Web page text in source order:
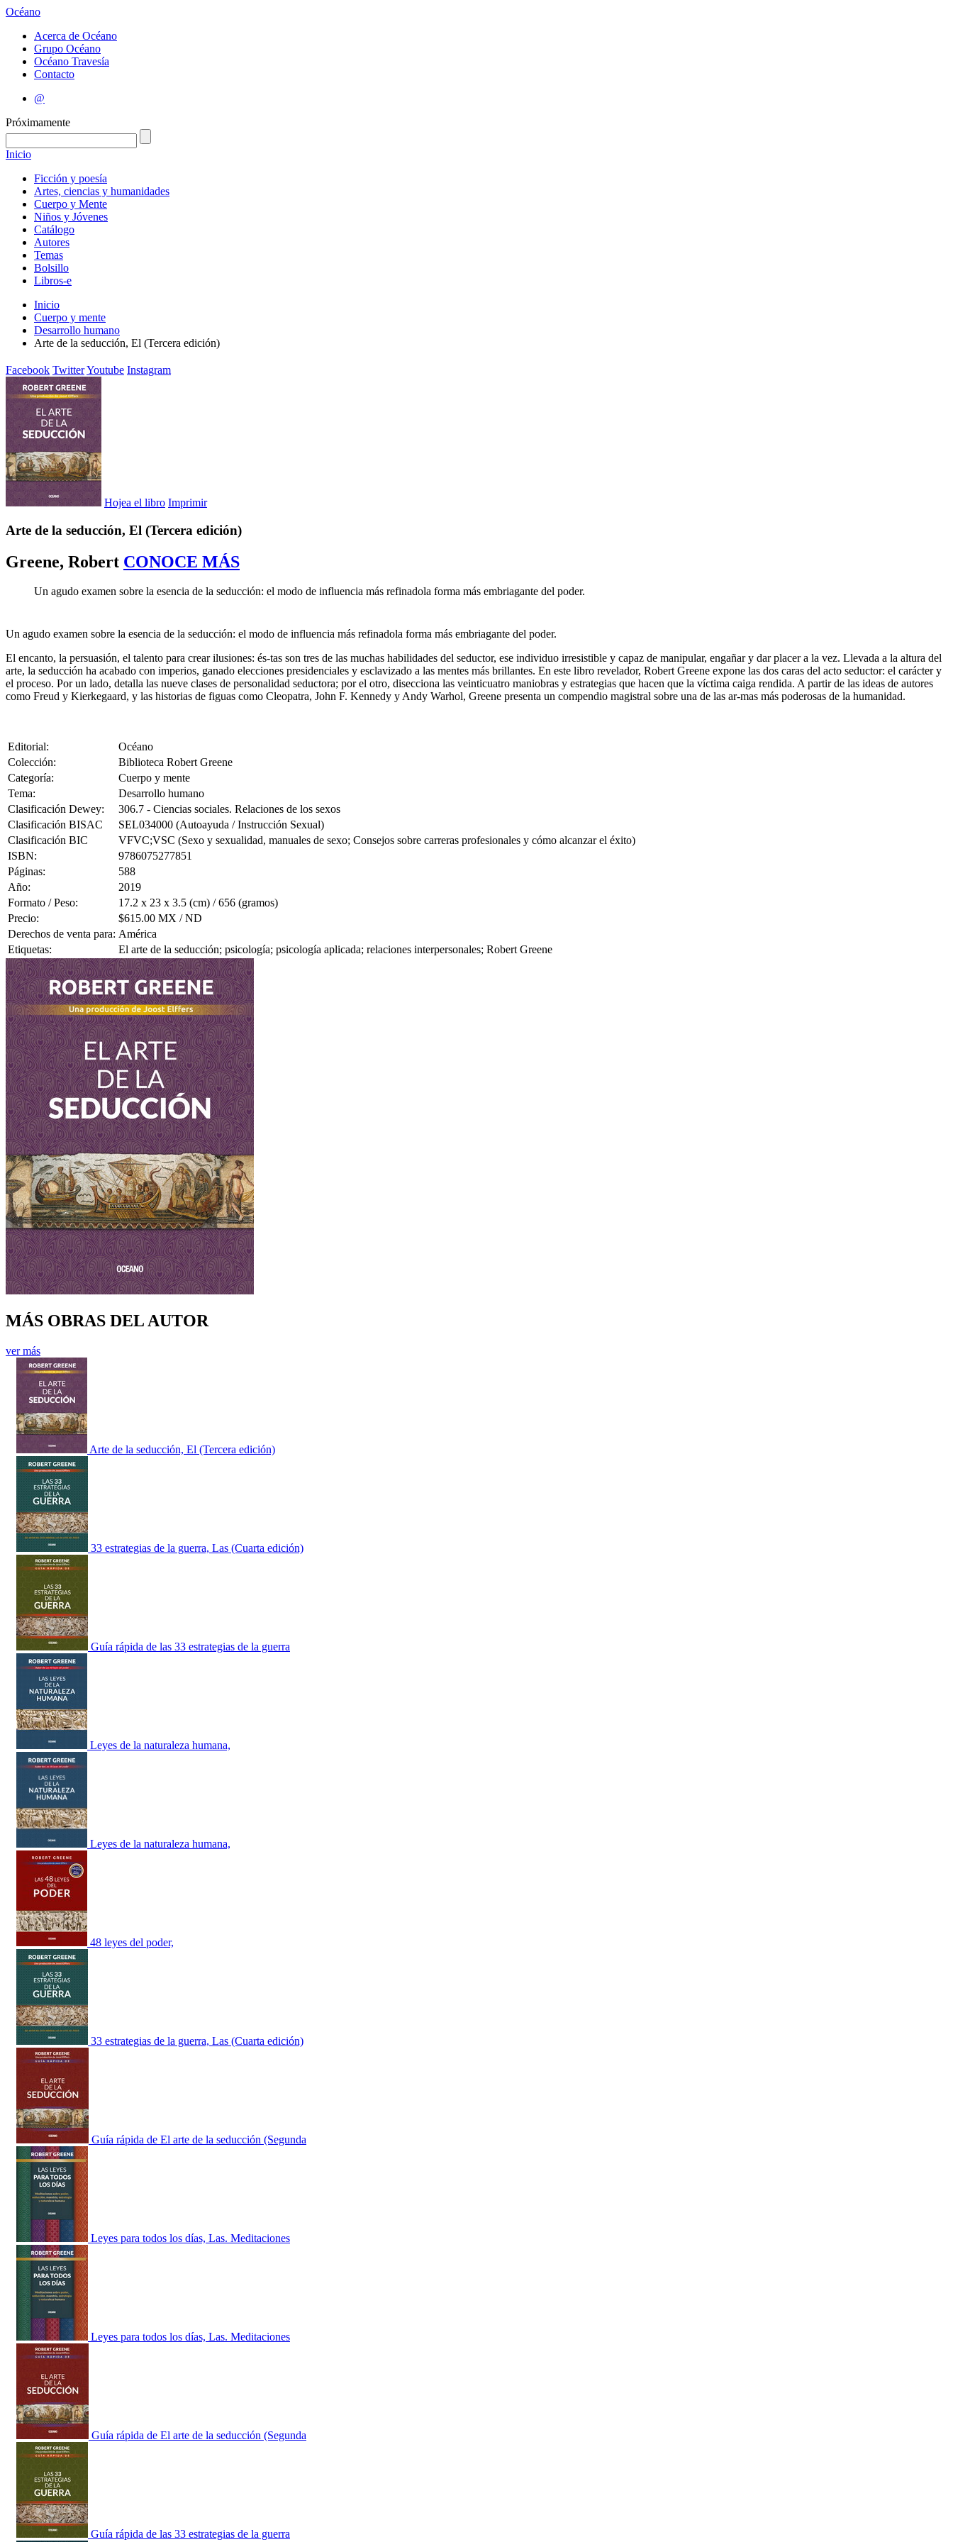
Océano
Acerca de Océano
Grupo Océano
Océano Travesía
Contacto
@
Próximamente
Inicio
Ficción y poesía
Artes, ciencias y humanidades
Cuerpo y Mente
Niños y Jóvenes
Catálogo
Autores
Temas
Bolsillo
Libros-e
Inicio
Cuerpo y mente
Desarrollo humano
Arte de la seducción, El (Tercera edición)
Facebook TwitterYoutube Instagram
Hojea el libro Imprimir
Arte de la seducción, El (Tercera edición)
Greene, Robert CONOCE MÁS
Un agudo examen sobre la esencia de la seducción: el modo de influencia más refinadola forma más embriagante del poder.
Un agudo examen sobre la esencia de la seducción: el modo de influencia más refinadola forma más embriagante del poder.
El encanto, la persuasión, el talento para crear ilusiones: és-tas son tres de las muchas habilidades del seductor, ese individuo irresistible y capaz de manipular, engañar y dar placer a la vez. Llevada a la altura del
arte, la seducción ha acabado con imperios, ganado elecciones presidenciales y esclavizado a las mentes más brillantes. En este libro revelador, Robert Greene expone las dos caras del acto seductor: el carácter y
el proceso. Por un lado, detalla las nueve clases de personalidad seductora; por el otro, disecciona las veinticuatro maniobras y estrategias que hacen que la víctima caiga rendida. A partir de las ideas de autores
como Freud y Kierkegaard, y las historias de figuas como Cleopatra, John F. Kennedy y Andy Warhol, Greene presenta un compendio magistral sobre una de las ar-mas más poderosas de la humanidad.
Editorial:
Océano
Colección:
Biblioteca Robert Greene
Categoría:
Cuerpo y mente
Tema:
Desarrollo humano
Clasificación Dewey:
306.7 - Ciencias sociales. Relaciones de los sexos
Clasificación BISAC
SEL034000 (Autoayuda / Instrucción Sexual)
Clasificación BIC
VFVC;VSC (Sexo y sexualidad, manuales de sexo; Consejos sobre carreras profesionales y cómo alcanzar el éxito)
ISBN:
9786075277851
Páginas:
588
Año:
2019
Formato / Peso:
17.2 x 23 x 3.5 (cm) / 656 (gramos)
Precio:
$615.00 MX / ND
Derechos de venta para: América
Etiquetas:
El arte de la seducción; psicología; psicología aplicada; relaciones interpersonales; Robert Greene
MÁS OBRAS DEL AUTOR
ver más
Arte de la seducción, El (Tercera edición)
33 estrategias de la guerra, Las (Cuarta edición)
Guía rápida de las 33 estrategias de la guerra
Leyes de la naturaleza humana,
Leyes de la naturaleza humana,
48 leyes del poder,
33 estrategias de la guerra, Las (Cuarta edición)
Guía rápida de El arte de la seducción (Segunda
Leyes para todos los días, Las. Meditaciones
Leyes para todos los días, Las. Meditaciones
Guía rápida de El arte de la seducción (Segunda
Guía rápida de las 33 estrategias de la guerra